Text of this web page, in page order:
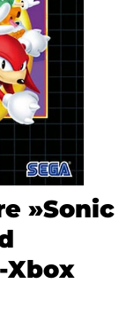
»Sonic
Xbox